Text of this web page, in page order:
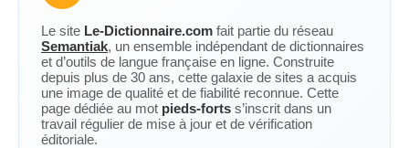
Le site Le-Dictionnaire.com fait partie du réseau
Semantiak, un ensemble indépendant de dictionnaires
et d’outils de langue française en ligne. Construite
depuis plus de 30 ans, cette galaxie de sites a acquis
une image de qualité et de fiabilité reconnue. Cette
page dédiée au mot pieds-forts s’inscrit dans un
travail régulier de mise à jour et de vérification
éditoriale.